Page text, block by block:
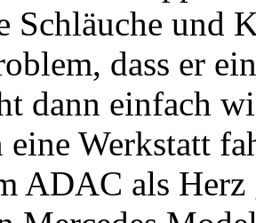
Schläuche und
dass er
dann einfach
Werkstatt
ADAC als